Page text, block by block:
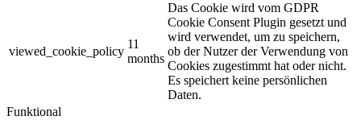
viewed_cookie_policy
11
months
Das Cookie wird vom GDPR
Cookie Consent Plugin gesetzt und
wird verwendet, um zu speichern,
ob der Nutzer der Verwendung von
Cookies zugestimmt hat oder nicht.
Es speichert keine persönlichen
Daten.
Funktional